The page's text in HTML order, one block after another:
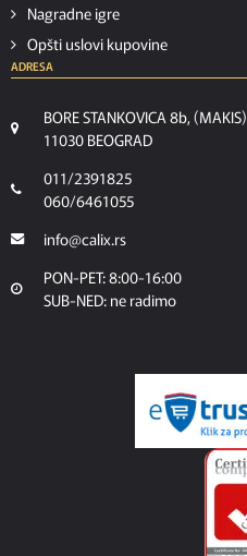
Nagradne igre
Opšti uslovi kupovine
ADRESA
BORE STANKOVICA 8b, (MAKIS)
11030 BEOGRAD
011/2391825
060/6461055
info@calix.rs
PON-PET: 8:00-16:00
SUB-NED: ne radimo